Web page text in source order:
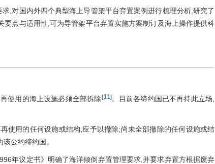
,对国内外四个典型海上导管架平台弃置案例进行梳理分析,研究了
点与适用性,可为导管架平台弃置实施方案制订及海上操作提供科
使用的海上设施必须全部拆除[11]。目前各缔约国已不再持此立场,
使用的任何设施或结构,应予以撤除;尚未全部撤除的任何设施或结
公约缔约国。
年议定书》明确了海洋倾倒弃置管理要求,并要求弃置方根据废弃